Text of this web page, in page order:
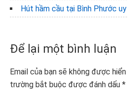
Hút hầm cầu tại Bình Phước
Reader
Interactions
Để lại một bình luận
Email của bạn sẽ không được
trường bắt buộc được đánh dấu *